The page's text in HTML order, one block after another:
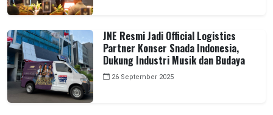
JNE Resmi Jadi Official Logistics
Partner Konser Snada Indonesia,
Dukung Industri Musik dan Budaya
26 September 2025